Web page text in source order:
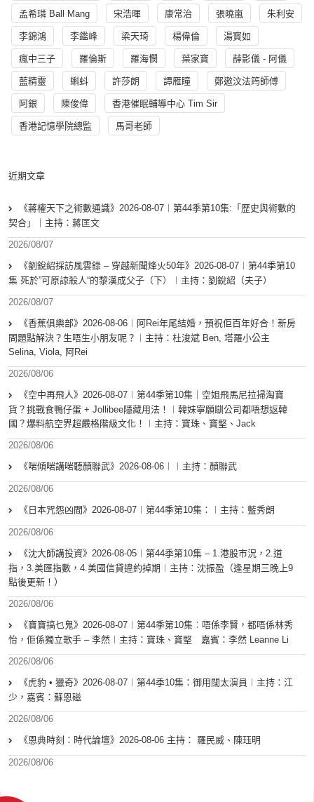
孟希璘 Ball Mang 宋浩暉 康常治 張曉嵐 朱利安
李錦鴻 李鑑峰 梁天琦 楊偉倫 湯寳如
瘋中三子 羅倫斯 羅海憫 葉家寶 薛影儀 - 阿儀
藍精靈 蝌蚪 許莎朗 譚雁瞳 鄭遨汶法筠師傅
阿銀 陳俊偉 香港催眠輔導中心 Tim Sir
香港記憶學院總監 馬哥老師
近期文章
《蔣權天下之術數通識》2026-08-07︱第44季第10集:「歴史與術數的
契合」｜主持：蔣匡文
2026/08/07
《劉銳紹採訪風雲錄 – 穿越新聞烽火50年》2026-08-07︱第44季第10
集 死於”可原諒殺人“的黎漢成父子（下）︱主持：劉銳紹（夫子）
2026/08/07
《香蕉俱樂部》2026-08-06︱阿Rei年尾結婚，預祝佢百年好合！新房
問題點解決？生唔生小朋友呢？︱主持：杜浚斌 Ben, 塔羅小公主
Selina, Viola, 阿Rei
2026/08/06
《空中再飛人》2026-08-07︱第44季第10集｜空姐飛馬尼拉掃淘寶
貨？挑戰食鴨仔蛋 + Jollibee隱藏用法！︱韓妹寧願瞓公司都唔想返韓
國？爆料航空界超嚴格階級文化！︱主持：寶珠、寶堅、Jack
2026/08/06
《啱傾啱講啱聽顏聯武》2026-08-06︱︱主持：顏聯武
2026/08/06
《日本咒怨凶間》2026-08-07︱第44季第10集：︱主持：藍秀朗
2026/08/06
《沈大師講投資》2026-08-05︱第44季第10集 – 1.港股市況，2.道
指，3.美匯指數，4.美國信貸違約掉期︱主持：沈振盈（逢星期三晚上9
點後更新！）
2026/08/06
《寶寶搞乜鬼》2026-08-07︱第44季第10集︰唔係李賢，都唔係林秀
怡，佢係獨立歌手 – 李然︱主持：寶珠、寶堅 嘉賓：李然 Leanne Li
2026/08/06
《虎豹 • 獵奇》2026-08-07︱第44季10集：御用闊太演員︱主持：江
少，嘉賓：蘇恩磁
2026/08/06
《恩典時刻：時代論壇》2026-08-06 主持： 羅民威、陳珏明
2026/08/06